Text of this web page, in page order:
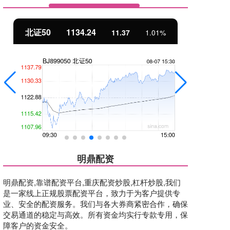
北证50 1134.24 11.37 1.01%
明鼎配资
明鼎配资,靠谱配资平台,重庆配资炒股,杠杆炒股,我们
是一家线上正规股票配资平台，致力于为客户提供专
业、安全的配资服务。我们与各大券商紧密合作，确保
交易通道的稳定与高效。所有资金均实行专款专用，保
障客户的资金安全。